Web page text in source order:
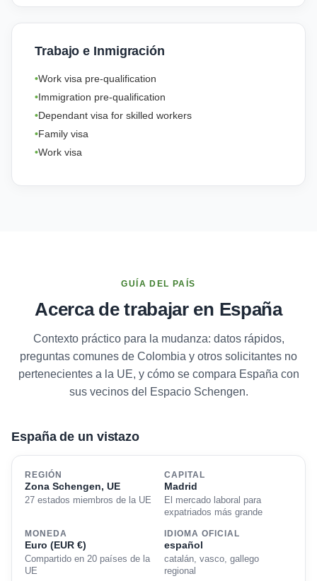
Trabajo e Inmigración
Work visa pre-qualification
Immigration pre-qualification
Dependant visa for skilled workers
Family visa
Work visa
GUÍA DEL PAÍS
Acerca de trabajar en España
Contexto práctico para la mudanza: datos rápidos,
preguntas comunes de Colombia y otros solicitantes no
pertenecientes a la UE, y cómo se compara España con
sus vecinos del Espacio Schengen.
España de un vistazo
REGIÓN
Zona Schengen, UE
27 estados miembros de la UE
CAPITAL
Madrid
El mercado laboral para
expatriados más grande
MONEDA
Euro (EUR €)
Compartido en 20 países de la
UE
IDIOMA OFICIAL
español
catalán, vasco, gallego
regional